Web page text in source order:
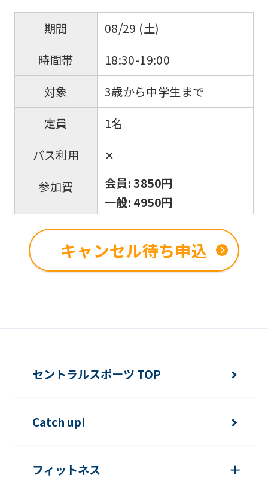
期間
08/29 (土)
時間帯
18:30-19:00
対象
3歳から中学生まで
定員
1名
バス利用
✕
参加費
会員: 3850円
一般: 4950円
キャンセル待ち申込
セントラルスポーツ TOP
Catch up!
フィットネス